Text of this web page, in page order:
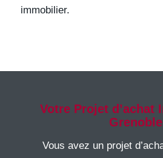
immobilier.
Votre Projet d’achat
Grenoble
Vous avez un projet